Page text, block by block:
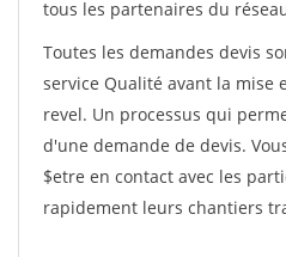
tous les partenaires du
Toutes les demandes devis
service Qualité avant la mise
revel. Un processus qui
d'une demande de devis.
$etre en contact avec les
rapidement leurs chantiers